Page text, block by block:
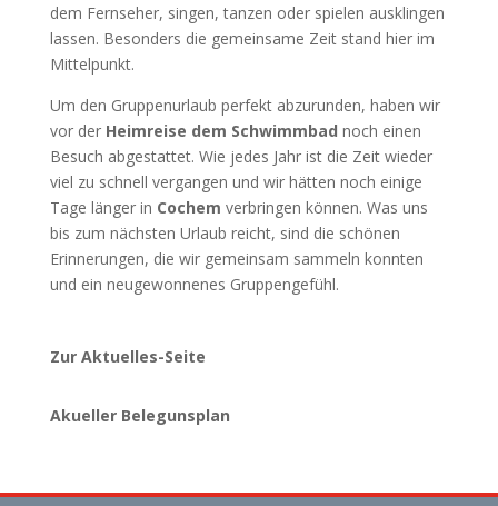
dem Fernseher, singen, tanzen oder spielen ausklingen
lassen. Besonders die gemeinsame Zeit stand hier im
Mittelpunkt.
Um den Gruppenurlaub perfekt abzurunden, haben wir
vor der Heimreise dem Schwimmbad noch einen
Besuch abgestattet. Wie jedes Jahr ist die Zeit wieder
viel zu schnell vergangen und wir hätten noch einige
Tage länger in Cochem verbringen können. Was uns
bis zum nächsten Urlaub reicht, sind die schönen
Erinnerungen, die wir gemeinsam sammeln konnten
und ein neugewonnenes Gruppengefühl.
Zur Aktuelles-Seite
Akueller Belegunsplan